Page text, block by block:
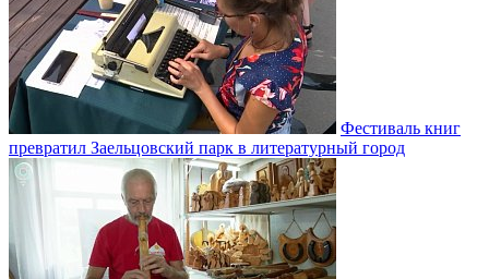
Фестиваль книг
превратил Заельцовский парк в литературный город